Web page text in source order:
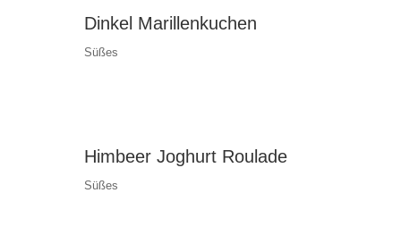
Dinkel Marillenkuchen
Süßes
Himbeer Joghurt Roulade
Süßes